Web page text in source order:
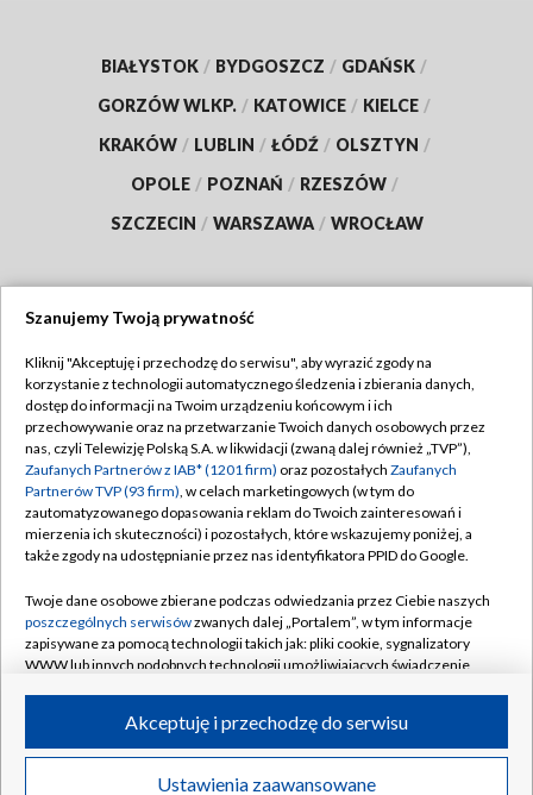
BIAŁYSTOK / BYDGOSZCZ / GDAŃSK /
GORZÓW WLKP. / KATOWICE / KIELCE /
KRAKÓW / LUBLIN / ŁÓDŹ / OLSZTYN /
OPOLE / POZNAŃ / RZESZÓW /
SZCZECIN / WARSZAWA / WROCŁAW
TVP
Abonament TVP
Emisja w TVP
Centrum informacji TVP
Naziemna Telewizja Cyfrowa
Rada Programowa
System NOS
Informacje o nadawcy
Program dla prasy
Regulamin TVP
Polityka prywatności
Moje zgody
Pomoc
Kontakt
Kanały
©2026 Telewizja Polska S.A. w likwidacji
Szanujemy Twoją prywatność
Kliknij "Akceptuję i przechodzę do serwisu", aby wyrazić zgody na
korzystanie z technologii automatycznego śledzenia i zbierania danych,
dostęp do informacji na Twoim urządzeniu końcowym i ich
przechowywanie oraz na przetwarzanie Twoich danych osobowych przez
nas, czyli Telewizję Polską S.A. w likwidacji (zwaną dalej również „TVP”),
Zaufanych Partnerów z IAB* (1201 firm) oraz pozostałych Zaufanych
Partnerów TVP (93 firm), w celach marketingowych (w tym do
zautomatyzowanego dopasowania reklam do Twoich zainteresowań i
mierzenia ich skuteczności) i pozostałych, które wskazujemy poniżej, a
także zgody na udostępnianie przez nas identyfikatora PPID do Google.
Twoje dane osobowe zbierane podczas odwiedzania przez Ciebie naszych
poszczególnych serwisówzwanych dalej „Portalem”, w tym informacje
zapisywane za pomocą technologii takich jak: pliki cookie, sygnalizatory
WWW lub innych podobnych technologii umożliwiających świadczenie
ruchu w Internecie.
Twoje dane osobowe zbierane podczas odwiedzania przez Ciebie
Ustawienia zaawansowane
Akceptuję i przechodzę do serwisu